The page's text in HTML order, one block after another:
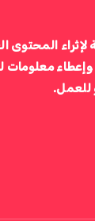
المحتوى
معلومات
للعمل.